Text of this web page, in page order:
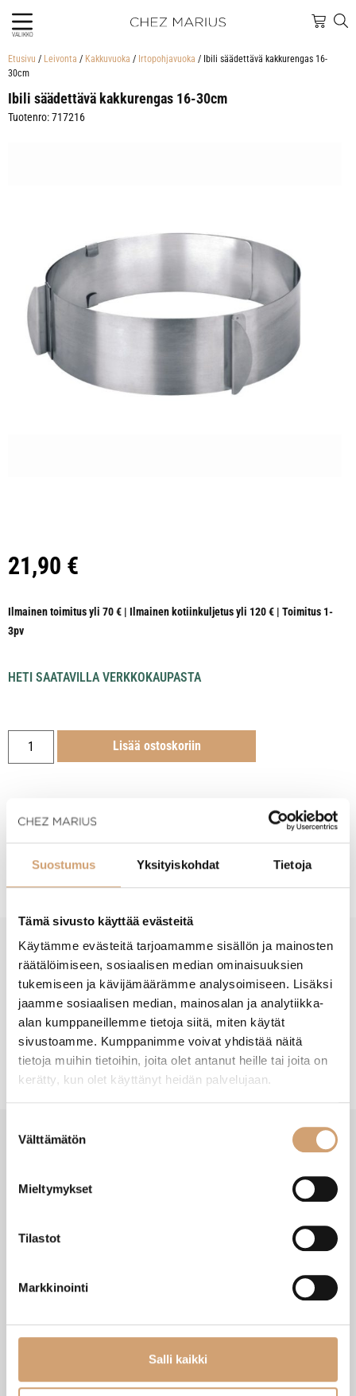
Suostumus Yksityiskohdat Tietoja
Tämä sivusto käyttää evästeitä
Käytämme evästeitä tarjoamamme sisällön ja mainosten
räätälöimiseen, sosiaalisen median ominaisuuksien
tukemiseen ja kävijämäärämme analysoimiseen. Lisäksi
jaamme sosiaalisen median, mainosalan ja analytiikka-
alan kumppaneillemme tietoja siitä, miten käytät
sivustoamme. Kumppanimme voivat yhdistää näitä
tietoja muihin tietoihin, joita olet antanut heille tai joita on
kerätty, kun olet käyttänyt heidän palvelujaan.
valinta
Välttämätön
Mieltymykset
Tilastot
Markkinointi
Salli kaikki
VALIKKO
Etusivu / Leivonta / Kakkuvuoka / Irtopohjavuoka / Ibili säädettävä kakkurengas 16-
30cm
Ibili säädettävä kakkurengas 16-30cm
Tuotenro: 717216
21,90 €
Ilmainen toimitus yli 70 € | Ilmainen kotiinkuljetus yli 120 € | Toimitus 1-
3pv
HETI SAATAVILLA VERKKOKAUPASTA
Lisää ostoskoriin
Tuotekuvaus
- Tuotteesta ei ole vielä arvosteluja -
New content loaded